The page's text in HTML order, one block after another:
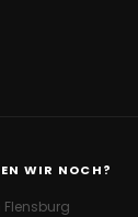
WIR NOCH?